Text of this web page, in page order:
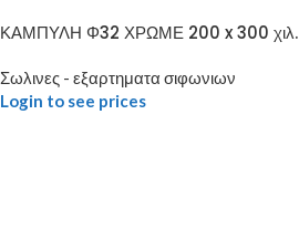
ΚΑΜΠΥΛΗ Φ32 ΧΡΩΜΕ 200 x 300 χιλ.
Σωλινες - εξαρτηματα σιφωνιων
Login to see prices